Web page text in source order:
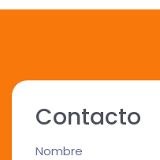
Contacto
Nombre